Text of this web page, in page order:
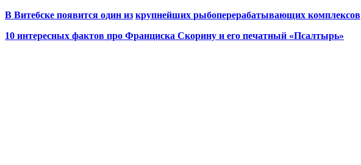
В Витебске появится один из крупнейших рыбоперерабатывающих комплексов
10 интересных фактов про Франциска Скорину и его печатный «Псалтырь»